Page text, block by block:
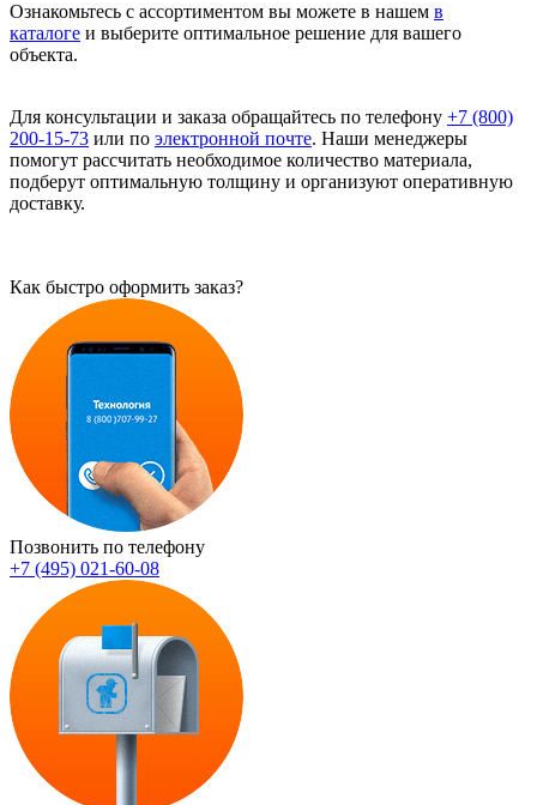
Ознакомьтесь с ассортиментом вы можете в нашем в
каталоге и выберите оптимальное решение для вашего
объекта.
Для консультации и заказа обращайтесь по телефону +7 (800)
200-15-73 или по электронной почте. Наши менеджеры
помогут рассчитать необходимое количество материала,
подберут оптимальную толщину и организуют оперативную
доставку.
Как быстро оформить заказ?
Позвонить по телефону
+7 (495) 021-60-08